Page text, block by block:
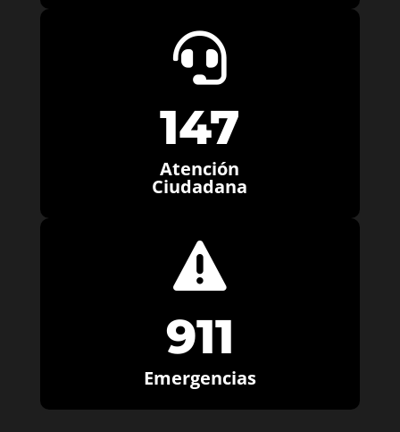

147
Atención
Ciudadana

911
Emergencias